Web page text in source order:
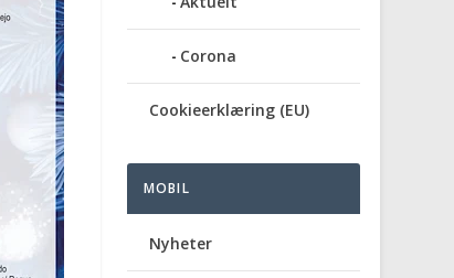
Corona
Cookieerklæring (EU)
MOBIL
Nyheter